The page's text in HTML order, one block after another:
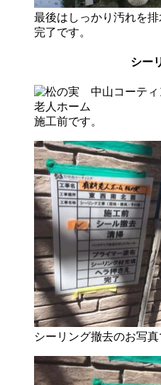
最後はしっかり汚れを
完了です。
シー
施工前です。
シーリング撤去のお写真